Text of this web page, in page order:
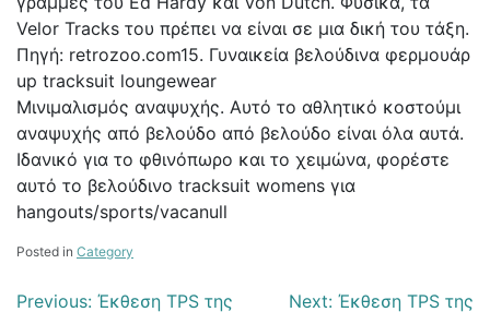
Velor Tracks του πρέπει να είναι σε μια δική του τάξη.
Πηγή: retrozoo.com15. Γυναικεία βελούδινα φερμουάρ
up tracksuit loungewear
Μινιμαλισμός αναψυχής. Αυτό το αθλητικό κοστούμι
αναψυχής από βελούδο από βελούδο είναι όλα αυτά.
Ιδανικό για το φθινόπωρο και το χειμώνα, φορέστε
αυτό το βελούδινο tracksuit womens για
hangouts/sports/vacanull
Posted in Category
Previous: Έκθεση TPS της
Next: Έκθεση TPS της